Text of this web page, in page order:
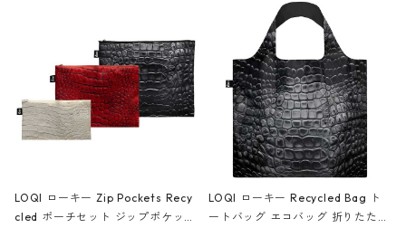
Black ジャン=ミッシェル・バスキ
ア/クラウン ブラック
LOQI ローキー Zip Pockets Recy
cled ポーチセット ジップポケット
LOQI ローキー Recycled Bag ト
ートバッグ エコバッグ 折りたたみ